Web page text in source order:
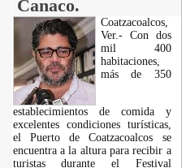
Canaco.
Coatzacoalcos,
Ver.- Con dos
mil 400
habitaciones,
más de 350
establecimientos de comida y
excelentes condiciones turísticas,
el Puerto de Coatzacoalcos se
encuentra a la altura para recibir a
turistas durante el Festival